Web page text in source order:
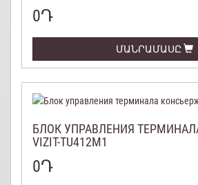
0Դ
ՄԱՆՐԱՄԱՍԸ
БЛОК УПРАВЛЕНИЯ
VIZIT-TU412M1
0Դ